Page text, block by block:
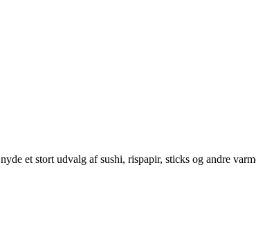
et stort udvalg af sushi, rispapir, sticks og andre